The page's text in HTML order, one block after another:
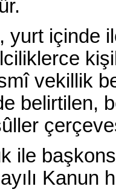
yurt içinde
vekillik
belirtilen,
ile
Kanun